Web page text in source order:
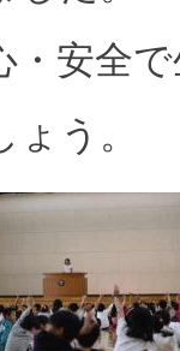
・安全
ょう 。